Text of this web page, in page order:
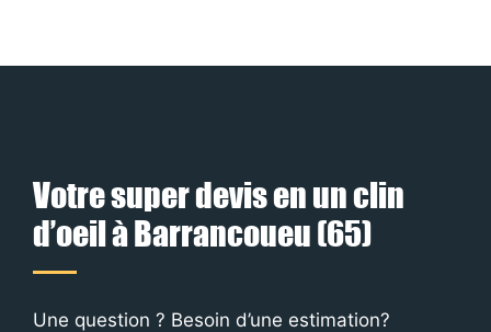
Votre super devis en un clin
d’oeil à Barrancoueu (65)
Une question ? Besoin d’une estimation?